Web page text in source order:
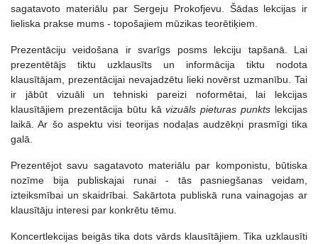
sagatavoto materiālu par Sergeju Prokofjevu. Šādas lekcijas ir
lieliska prakse mums - topošajiem mūzikas teorētiķiem.
Prezentāciju veidošana ir svarīgs posms lekciju tapšanā. Lai
prezentētājs tiktu uzklausīts un informācija tiktu nodota
klausītājam, prezentācijai nevajadzētu lieki novērst uzmanību. Tai
ir jābūt vizuāli un tehniski pareizi noformētai, lai lekcijas
klausītājiem prezentācija būtu kāvizuāls pieturas punkts lekcijas
laikā. Ar šo aspektu visi teorijas nodaļas audzēkņi prasmīgi tika
galā.
Prezentējot savu sagatavoto materiālu par komponistu, būtiska
nozīme bija publiskajai runai - tās pasniegšanas veidam,
izteiksmībai un skaidrībai. Sakārtota publiskā runa vainagojas ar
klausītāju interesi par konkrētu tēmu.
Koncertlekcijas beigās tika dots vārds klausītājiem. Tika uzklausīti